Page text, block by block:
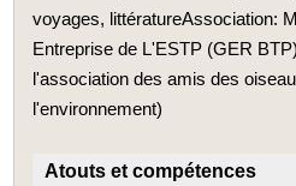
voyages, littératureAssociation:
Entreprise de L'ESTP (GER
l'association des amis des
l'environnement)
Atouts et compétences